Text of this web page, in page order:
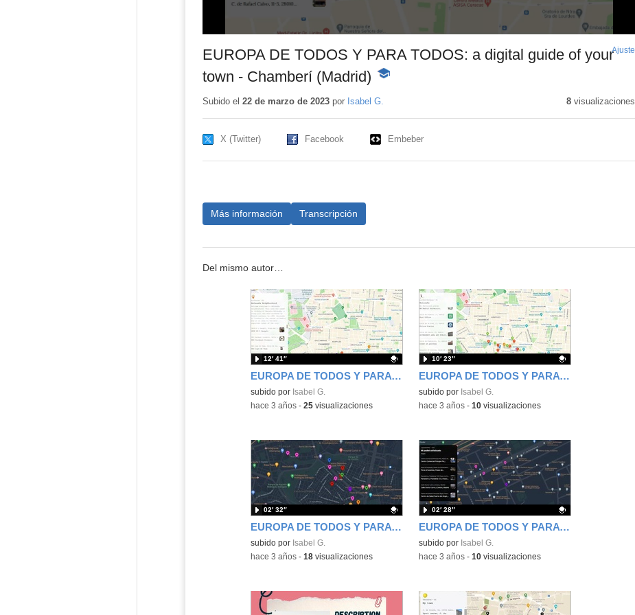
EUROPA DE TODOS Y PARA TODOS: a digital guide of your
town - Chamberí (Madrid)
-
educativo
Ajuste
Subido el 22 de marzo de 2023por Isabel G. 8visualizaciones
X (Twitter) Facebook Embeber
Más información Transcripción
Del mismo autor…
EUROPA DE TODOS Y PARA TODOS: Digital Guide of Malasaña NIIB
Contenido educativo.
subido por Isabel G.
12′ 41″
-hace 3 años- 25visualizaciones
EUROPA DE TODOS Y PARA TODOS: Digital Guide of Malasaña I Nivel IIA
Contenido educativo.
subido por Isabel G.
10′ 23″
-hace 3 años- 10visualizaciones
EUROPA DE TODOS Y PARA TODOS: a digital guide of your town- Ventilla
Contenido educativo.
subido por Isabel G.
02′ 32″
-hace 3 años- 18visualizaciones
EUROPA DE TODOS Y PARA TODOS: a digital guide of your town- Puerta del Angel
Contenido educativo.
subido por Isabel G.
02′ 28″
-hace 3 años- 10visualizaciones